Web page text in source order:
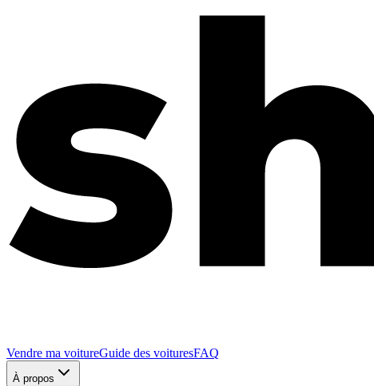
Vendre ma voitureGuide des voituresFAQ
À propos